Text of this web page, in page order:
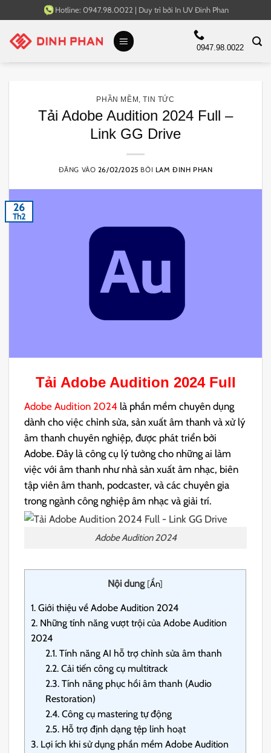
qua
nội
Hotline: 0947.98.0022 | Duy trì bởi In UV Đinh Phan
0947.98.0022
PHẦN MỀM ,TIN TỨC
Tải Adobe Audition 2024 Full –
Link GG Drive
ĐĂNG VÀO 26/02/2025 BỞI LAM ĐINH PHAN
26
Th2
Tải Adobe Audition 2024Full
Adobe Audition 2024 là phần mềm chuyên dụng
dành cho việc chỉnh sửa, sản xuất âm thanh và xử lý
âm thanh chuyên nghiệp, được phát triển bởi
Adobe. Đây là công cụ lý tưởng cho những ai làm
việc với âm thanh như nhà sản xuất âm nhạc, biên
tập viên âm thanh, podcaster, và các chuyên gia
trong ngành công nghiệp âm nhạc và giải trí.
Adobe Audition 2024
Nội dung [Ẩn]
1. Giới thiệu về Adobe Audition 2024
2. Những tính năng vượt trội của Adobe Audition
2024
2.1. Tính năng AI hỗ trợ chỉnh sửa âm thanh
2.2. Cải tiến công cụ multitrack
2.3. Tính năng phục hồi âm thanh (Audio
Restoration)
2.4. Công cụ mastering tự động
2.5. Hỗ trợ định dạng tệp linh hoạt
3. Lợi ích khi sử dụng phần mềm Adobe Audition